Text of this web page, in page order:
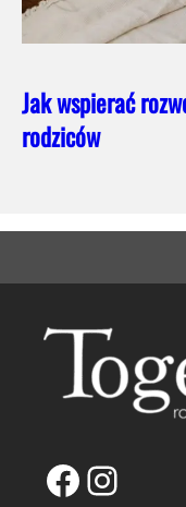
Jak wspierać
rodziców